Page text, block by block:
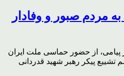
به مردم صبور و وفادار
پیامی، از حضور حماسی ملت ایران
تشییع پیکر رهبر شهید قدردانی